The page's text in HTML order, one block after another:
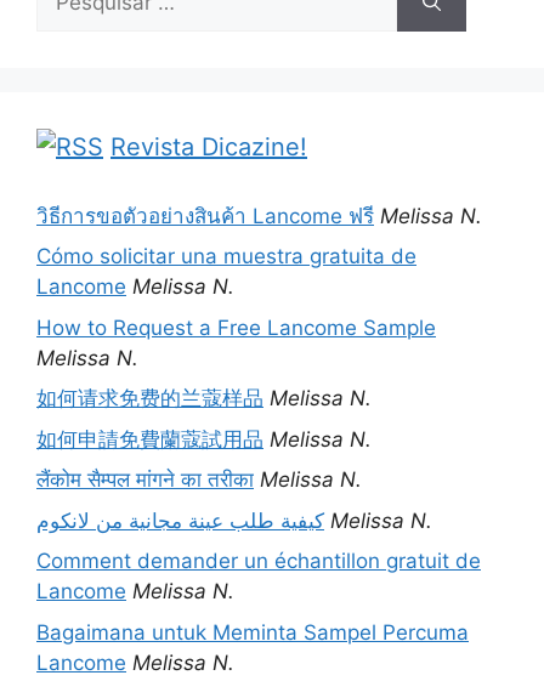
por:
Revista Dicazine!
วิธีการขอตัวอย่างสินค้า Lancome ฟรี Melissa N.
Cómo solicitar una muestra gratuita de
Lancome Melissa N.
How to Request a Free Lancome Sample
Melissa N.
如何请求免费的兰蔻样品 Melissa N.
如何申請免費蘭蔻試用品 Melissa N.
लैंकोम सैम्पल मांगने का तरीका Melissa N.
كيفية طلب عينة مجانية من لانكوم Melissa N.
Comment demander un échantillon gratuit de
Lancome Melissa N.
Bagaimana untuk Meminta Sampel Percuma
Lancome Melissa N.